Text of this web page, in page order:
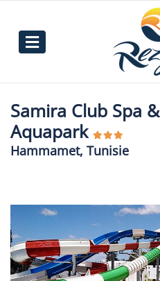
Samira Club Spa &
Aquapark
Hammamet, Tunisie